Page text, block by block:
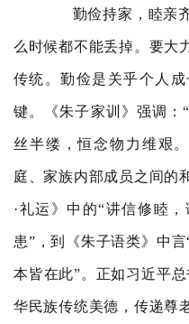
勤俭持家，睦亲齐
么时候都不能丢掉。要大
传统。勤俭是关乎个人
键。《朱子家训》强调：
丝半缕，恒念物力维艰
庭、家族内部成员之间的
·礼运》中的“讲信修睦
患”，到《朱子语类》中
本皆在此”。正如习近平
华民族传统美德，传递尊